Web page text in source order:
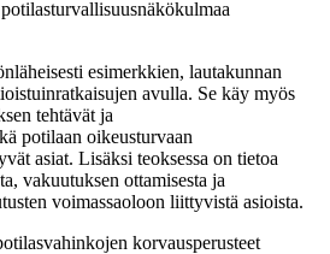
esimerkkien, lautakunnan
avulla. Se käy myös
tehtävät ja
potilaan oikeusturvaan
asiat. Lisäksi teoksessa on tietoa
vakuutuksen ottamisesta ja
voimassaoloon liittyvistä asioista.
korvausperusteet